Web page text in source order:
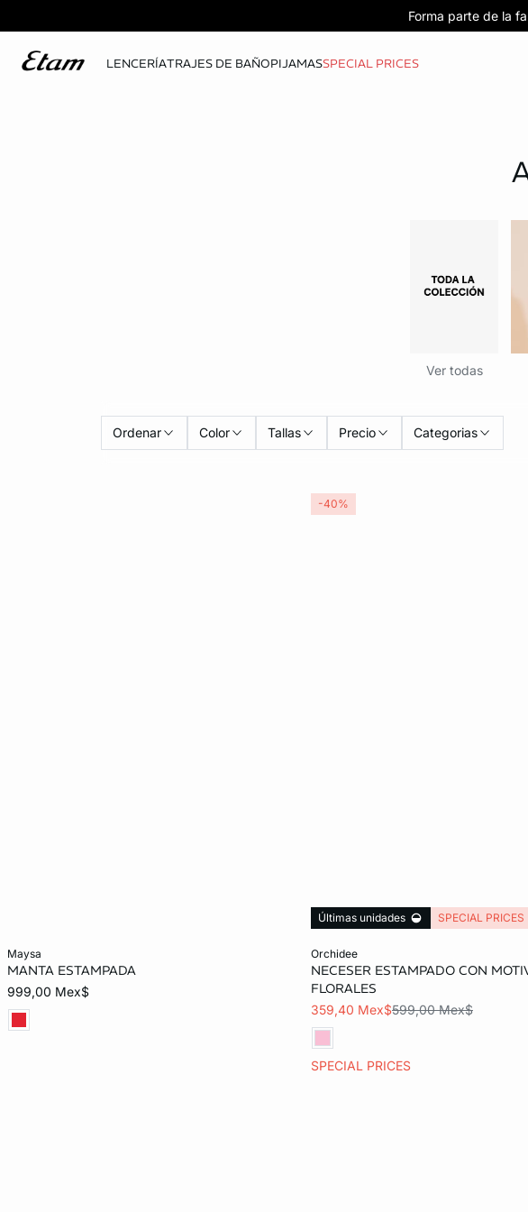
-20%
Beneficio
Forma parte de la
LENCERÍATRAJES DE BAÑOPIJAMASSPECIAL PRICES
Ver todas
Ordenar Color Tallas Precio Categorias
maysa
MANTA ESTAMPADA
999,00 Mex$
orchidee
NECESER ESTAMPADO CON
FLORALES
359,40 Mex$599,00 Mex$
SPECIAL PRICES
Últimas unidades SPECIAL PRICES
TALLA_UNICA
-40%